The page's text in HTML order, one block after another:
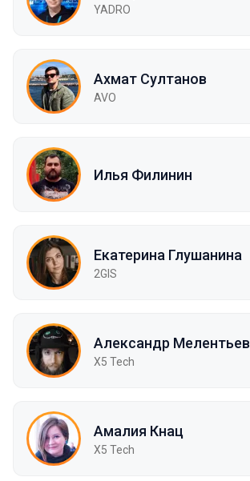
YADRO
Ахмат Султанов
AVO
Илья Филинин
Екатерина Глушанина
2GIS
Александр Мелентьев
X5 Tech
Амалия Кнац
X5 Tech